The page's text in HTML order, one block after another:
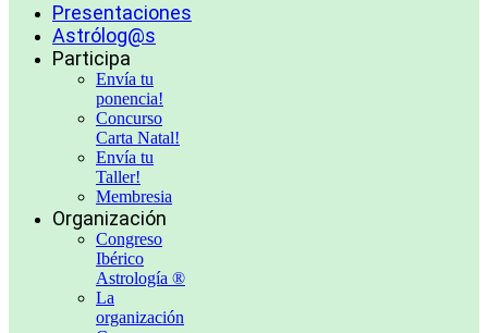
Presentaciones
Astrólog@s
Participa
Envía tu
ponencia!
Concurso
Carta Natal!
Envía tu
Taller!
Membresia
Organización
Congreso
Ibérico
Astrología ®
La
organización